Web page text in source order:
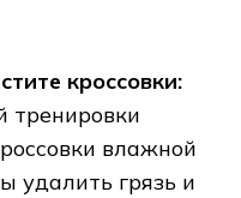
кроссовки:
тренировки
влажной
удалить грязь и